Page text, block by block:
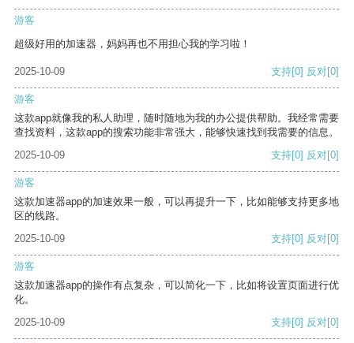
游客
超级好用的加速器，妈妈再也不用担心我的学习啦！
2025-10-09 支持[0] 反对[0]
游客
这款app就像我的私人助理，随时随地为我的办公提供帮助。我经常需要
查找资料，这款app的搜索功能非常强大，能够快速找到我需要的信息。
2025-10-09
支持[0] 反对[0]
游客
这款加速器app的加速效果一般，可以再提升一下，比如能够支持更多地
区的线路。
2025-10-09
支持[0] 反对[0]
游客
这款加速器app的操作有点复杂，可以简化一下，比如将设置页面进行优
化。
2025-10-09
支持[0] 反对[0]